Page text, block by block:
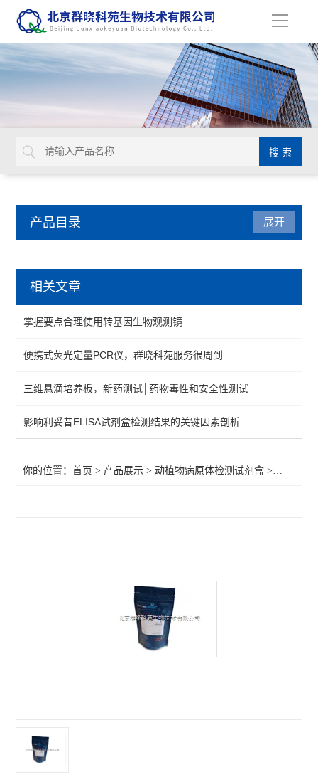
导
产品目录
primerdesign生物威胁检测试剂盒
primerdesign其他病原体检测试剂盒
植物病原体/病原菌检测试剂
primerdesign水源致病菌检测试剂盒
primerdesign病原体检测试剂试剂盒
primerdesign羊病原体检测试剂盒
primerdesign牛病原体检测试剂盒
展开
相关文章
掌握要点合理使用转基因生物观测镜
便携式荧光定量PCR仪，群晓科苑服务很周到
三维悬滴培养板，新药测试│药物毒性和安全性测试
影响利妥昔ELISA试剂盒检测结果的关键因素剖析
你的位置：首页 > 产品展示 >动植物病原体检测试剂盒 >